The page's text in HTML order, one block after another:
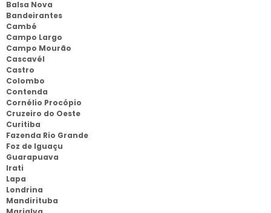
Balsa Nova
Bandeirantes
Cambé
Campo Largo
Campo Mourão
Cascavél
Castro
Colombo
Contenda
Cornélio Procópio
Cruzeiro do Oeste
Curitiba
Fazenda Rio Grande
Foz de Iguaçu
Guarapuava
Irati
Lapa
Londrina
Mandirituba